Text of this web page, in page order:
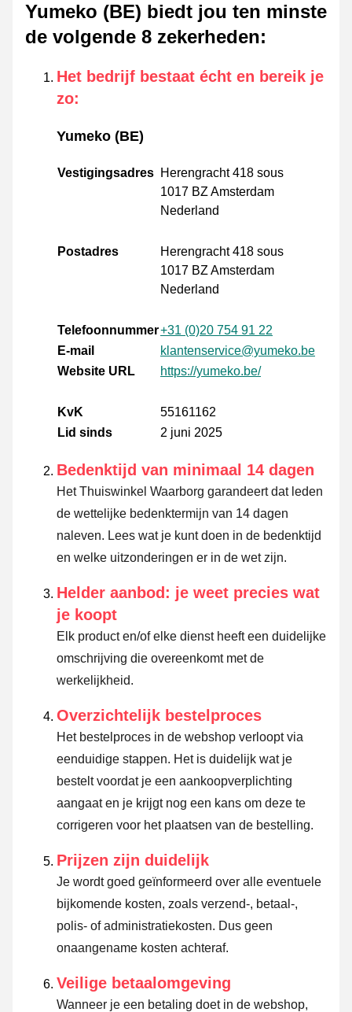
Yumeko (BE) biedt jou ten minste
de volgende 8 zekerheden:
Het bedrijf bestaat écht en bereik je
zo:
Yumeko (BE)
Vestigingsadres Herengracht 418 sous
1017 BZ Amsterdam
Nederland
Postadres
Herengracht 418 sous
1017 BZ Amsterdam
Nederland
Telefoonnummer+31 (0)20 754 91 22
E-mail
klantenservice@yumeko.be
Website URL
https://yumeko.be/
KvK
55161162
Lid sinds
2 juni 2025
Bedenktijd van minimaal 14 dagen
Het Thuiswinkel Waarborg garandeert dat leden
de wettelijke bedenktermijn van 14 dagen
naleven. Lees wat je kunt doen in de bedenktijd
en welke uitzonderingen er in de wet zijn.
Helder aanbod: je weet precies wat
je koopt
Elk product en/of elke dienst heeft een duidelijke
omschrijving die overeenkomt met de
werkelijkheid.
Overzichtelijk bestelproces
Het bestelproces in de webshop verloopt via
eenduidige stappen. Het is duidelijk wat je
bestelt voordat je een aankoopverplichting
aangaat en je krijgt nog een kans om deze te
corrigeren voor het plaatsen van de bestelling.
Prijzen zijn duidelijk
Je wordt goed geïnformeerd over alle eventuele
bijkomende kosten, zoals verzend-, betaal-,
polis- of administratiekosten. Dus geen
onaangename kosten achteraf.
Veilige betaalomgeving
Wanneer je een betaling doet in de webshop,